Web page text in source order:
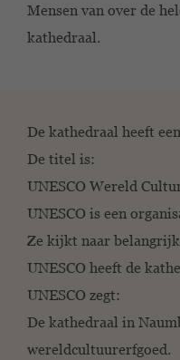
Mensen van over de
kathedraal.
De kathedraal heeft
De titel is:
UNESCO Wereld
UNESCO is een
Ze kijkt naar
UNESCO heeft de
UNESCO zegt:
De kathedraal in
wereldcultuurerfgoed.